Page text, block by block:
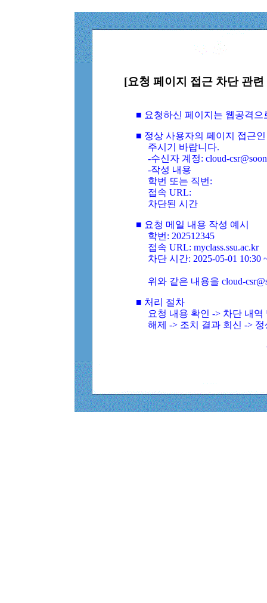
[요청 페이지 접근 차단 관
■ 요청하신 페이지는 웹공격
■ 정상 사용자의 페이지 접근
주시기 바랍니다.
-수신자 계정: cloud-
-작성 내용
학번 또는 직번:
접속 URL:
차단된 시간
■ 요청 메일 내용 작성 예시
학번: 202512345
접속 URL: myclass.ssu.ac.kr
차단 시간: 2025-05-01 10:30
위와 같은 내용을 cloud-
■ 처리 절차
요청 내용 확인 -> 차단 내
해제 -> 조치 결과 회신 ->